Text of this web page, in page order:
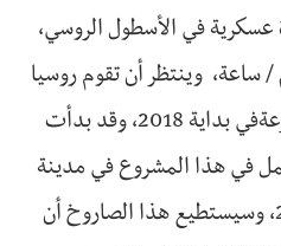
في الأسطول الروسي،
سرعته حوالي 7400 كم / ساعة، وينتظر أن تقوم روسيا
بإنتاج هذا الصاروخ فائق السرعةفي بداية 2018، وقد بدأت
في هذا المشروع في مدينة
ريوتوفا، روسيا، منذ عام 2011، وسيستطيع هذا الصاروخ أن